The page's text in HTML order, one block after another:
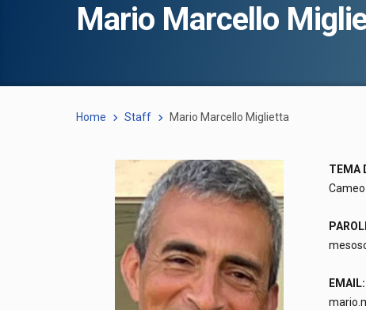
Mario Marcello
Home Staff Mario Marcello Miglietta
TEMA
Cameo
EMAIL: